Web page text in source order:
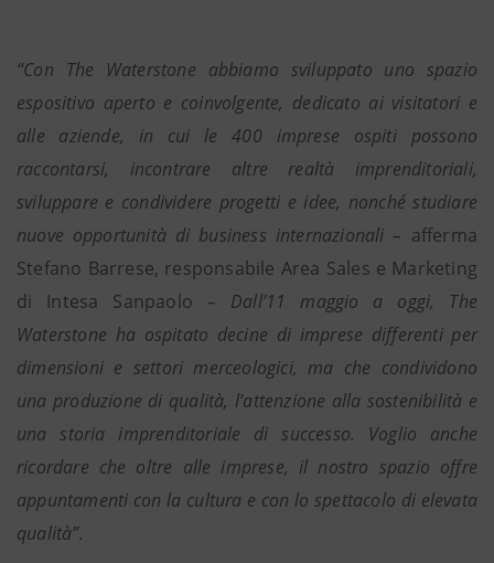
“Con The Waterstone abbiamo sviluppato uno spazio
espositivo aperto e coinvolgente, dedicato ai visitatori e
alle aziende, in cui le 400 imprese ospiti possono
raccontarsi, incontrare altre realtà imprenditoriali,
sviluppare e condividere progetti e idee, nonché studiare
nuove opportunità di business internazionali – afferma
Stefano Barrese, responsabile Area Sales e Marketing
di Intesa Sanpaolo – Dall’11 maggio a oggi, The
Waterstone ha ospitato decine di imprese differenti per
dimensioni e settori merceologici, ma che condividono
una produzione di qualità, l’attenzione alla sostenibilità e
una storia imprenditoriale di successo. Voglio anche
ricordare che oltre alle imprese, il nostro spazio offre
appuntamenti con la cultura e con lo spettacolo di elevata
qualità”.